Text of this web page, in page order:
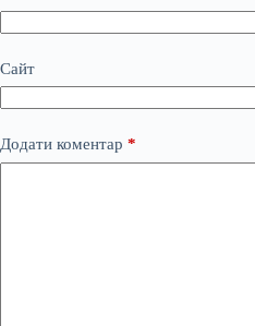
Сайт
Додати коментар *